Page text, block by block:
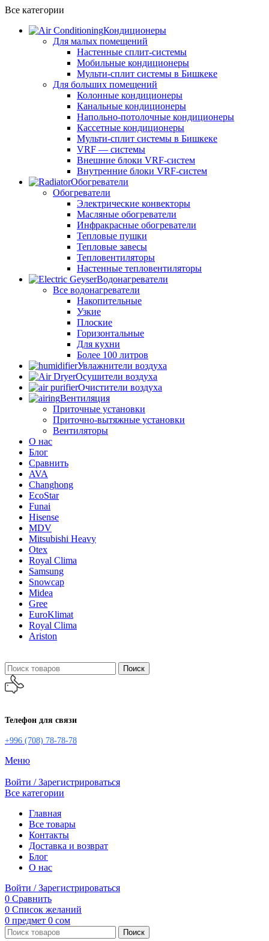
Все категории
Кондиционеры
Для малых помещений
Настенные сплит-системы
Мобильные кондиционеры
Мульти-сплит системы в Бишкеке
Для больших помещений
Колонные кондиционеры
Канальные кондиционеры
Напольно-потолочные кондиционеры
Кассетные кондиционеры
Мульти-сплит системы в Бишкеке
VRF — системы
Внешние блоки VRF-систем
Внутренние блоки VRF-систем
Обогреватели
Обогреватели
Электрические конвекторы
Масляные обогреватели
Инфракрасные обогреватели
Тепловые пушки
Тепловые завесы
Тепловентиляторы
Настенные тепловентиляторы
Водонагреватели
Все водонагреватели
Накопительные
Узкие
Плоские
Горизонтальные
Для кухни
Более 100 литров
Увлажнители воздуха
Осушители воздуха
Очистители воздуха
Вентиляция
Приточные установки
Приточно-вытяжные установки
Вентиляторы
О нас
Блог
Сравнить
AVA
Changhong
EcoStar
Funai
Hisense
MDV
Mitsubishi Heavy
Otex
Royal Clima
Samsung
Snowcap
Midea
Gree
EuroKlimat
Royal Clima
Ariston
Поиск
Телефон для связи
+996 (708) 78-78-78
Меню
Войти / Зарегистрироваться
Все категории
Главная
Все товары
Контакты
Доставка и возврат
Блог
О нас
Войти / Зарегистрироваться
0 Сравнить
0 Список желаний
0 предмет 0 сом
Поиск